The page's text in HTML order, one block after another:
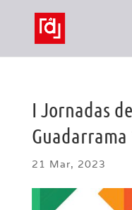
I Jornadas
Guadarrama
21 Mar, 2023